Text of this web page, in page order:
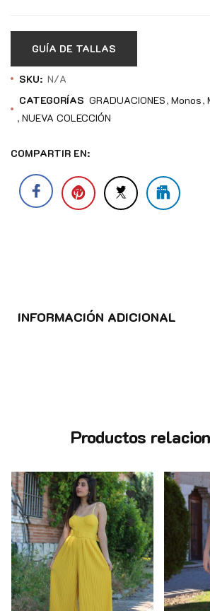
GUÍA DE TALLAS
SKU: N/A
CATEGORÍAS GRADUACIONES Monos
NUEVA COLECCIÓN
COMPARTIR EN:
INFORMACIÓN ADICIONAL
Productos